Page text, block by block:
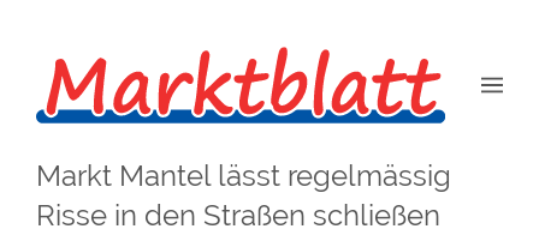
Markt Mantel lässt regelmässig
Risse in den Straßen schließen